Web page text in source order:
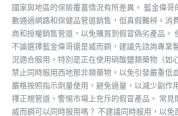
國家與地區的保險覆蓋情況有所差異。 藍金偉哥
數通過網路和保健品管道銷售，但真假難辨。消
商和授權銷售管道，以免購買到假冒偽劣產品。
不論選擇藍金偉哥還是威而鋼，建議先諮詢專業
況適合服用。特別是正在使用硝酸鹽類藥物（如
禁止同時服用西地那非類藥物，以免引發嚴重低
嚴格按照指示劑量使用，避免過量，以減少副作
擇正規管道，警惕市場上充斥的假冒產品。 常見
威而鋼可以同時服用嗎？ 不建議同時服用，以免